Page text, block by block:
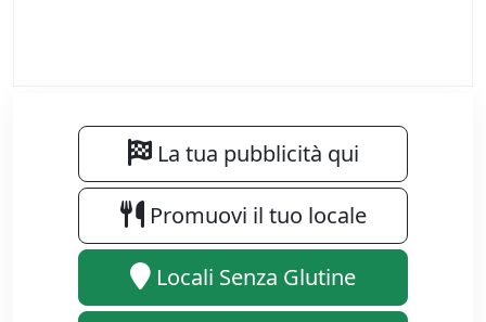
La tua pubblicità qui
Promuovi il tuo locale
Locali Senza Glutine